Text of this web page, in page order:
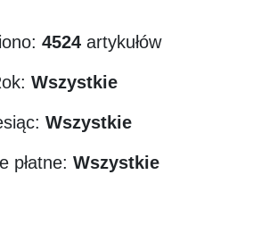
4524artykułów
Wszystkie
Wszystkie
płatne: Wszystkie